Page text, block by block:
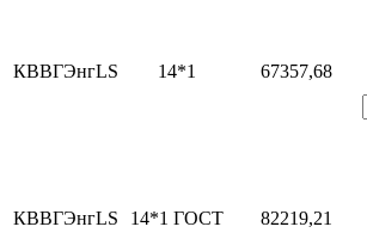
КВВГЭнгLS 14*1 67357,68
КВВГЭнгLS 14*1 ГОСТ 82219,21